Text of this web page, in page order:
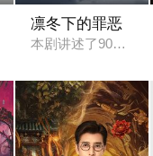
此呼应的故事——用一
凛冬下的罪恶
本剧讲述了90年代